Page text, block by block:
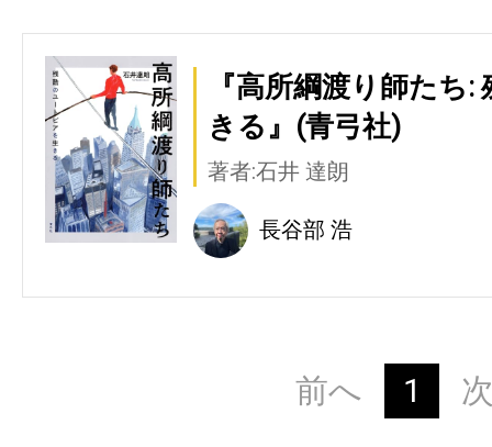
『高所綱渡り師たち
きる』(青弓社)
著者:石井 達朗
長谷部 浩
前へ 1